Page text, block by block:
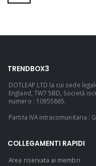
TRENDBOX3
DOTLEAP LTD la cui sede
England, TW7 5BD, Società
numero : 10955865.
Partita IVA intracomunitaria :
COLLEGAMENTI RAPIDI
Area riservata ai membri